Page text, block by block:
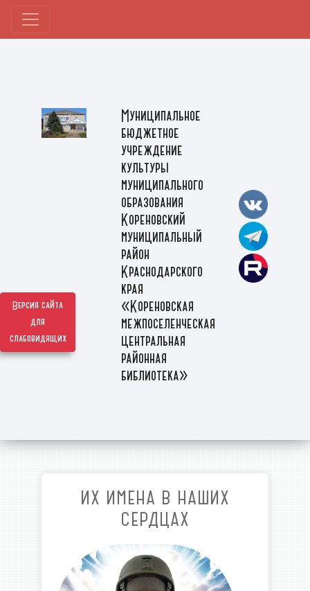
Версия сайта
для
слабовидящих
Муниципальное
бюджетное
учреждение
культуры
муниципального
образования
Кореновский
муниципальный
район
Краснодарского
края
«Кореновская
межпоселенческая
центральная
районная
библиотека»
ИХ ИМЕНА В НАШИХ
СЕРДЦАХ